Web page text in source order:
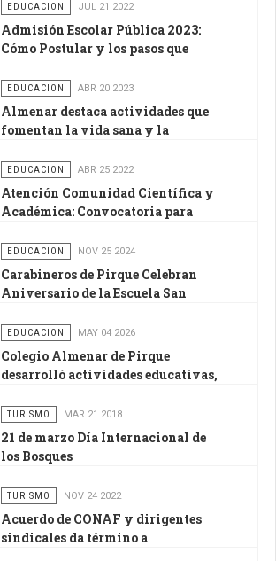
EDUCACION JUL 21 2022
Admisión Escolar Pública 2023:
Cómo Postular y los pasos que
extranjeras sin RUN
EDUCACION ABR 20 2023
Almenar destaca actividades que
fomentan la vida sana y la
EDUCACION ABR 25 2022
Atención Comunidad Científica y
Académica: Convocatoria para
investigaciones escolares
EDUCACION NOV 25 2024
Carabineros de Pirque Celebran
Aniversario de la Escuela San
Lúdica
EDUCACION MAY 04 2026
Colegio Almenar de Pirque
desarrolló actividades educativas,
TURISMO MAR 21 2018
21 de marzo Día Internacional de
los Bosques
TURISMO NOV 24 2022
Acuerdo de CONAF y dirigentes
sindicales da término a